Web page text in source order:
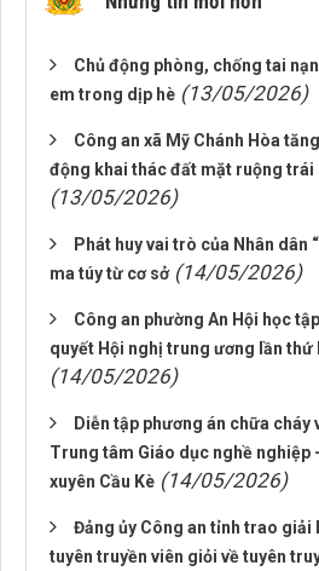
Chủ động phòng, chống tai
em trong dịp hè (13/05/2026)
Công an xã Mỹ Chánh Hòa
động khai thác đất mặt ruộng trái
(13/05/2026)
Phát huy vai trò của Nhân dân
ma túy từ cơ sở (14/05/2026)
Công an phường An Hội học
quyết Hội nghị trung ương lần thứ
(14/05/2026)
Diễn tập phương án chữa cháy
Trung tâm Giáo dục nghề nghiệp
xuyên Cầu Kè (14/05/2026)
Đảng ủy Công an tỉnh trao giải
tuyên truyền viên giỏi về tuyên